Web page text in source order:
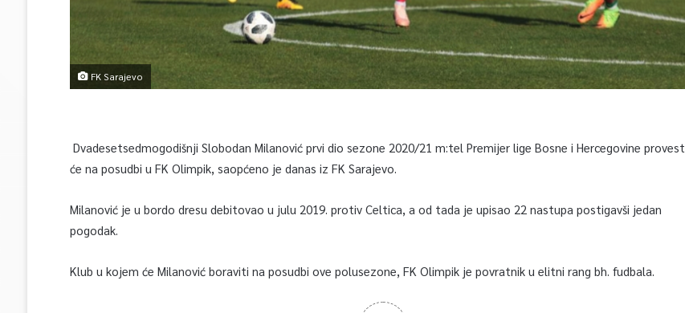
FK Sarajevo
Dvadesetsedmogodišnji Slobodan Milanović prvi dio sezone 2020/21 m:tel Premijer lige Bosne i Hercegovine provest
će na posudbi u FK Olimpik, saopćeno je danas iz FK Sarajevo.
Milanović je u bordo dresu debitovao u julu 2019. protiv Celtica, a od tada je upisao 22 nastupa postigavši jedan
pogodak.
Klub u kojem će Milanović boraviti na posudbi ove polusezone, FK Olimpik je povratnik u elitni rang bh. fudbala.